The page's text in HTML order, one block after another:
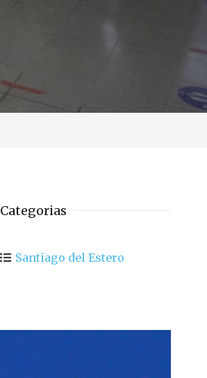
Categorias
Santiago del Estero